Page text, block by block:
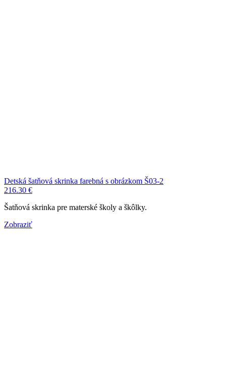
Detská šatňová skrinka farebná s obrázkom Š03-2
216.30 €
Šatňová skrinka pre materské školy a škôlky.
Zobraziť